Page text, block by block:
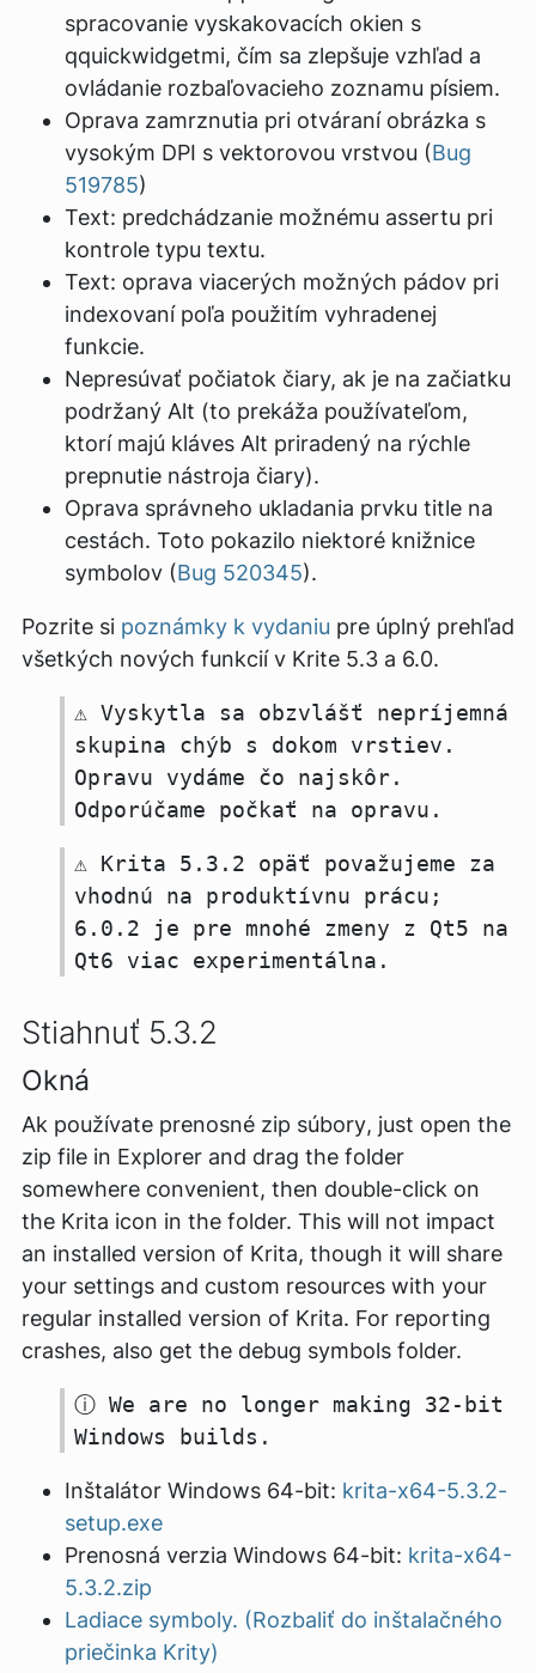
spracovanie vyskakovacích okien s
qquickwidgetmi, čím sa zlepšuje vzhľad a
ovládanie rozbaľovacieho zoznamu písiem.
Oprava zamrznutia pri otváraní obrázka s
vysokým DPI s vektorovou vrstvou (Bug
519785)
Text: predchádzanie možnému assertu pri
kontrole typu textu.
Text: oprava viacerých možných pádov pri
indexovaní poľa použitím vyhradenej
funkcie.
Nepresúvať počiatok čiary, ak je na začiatku
podržaný Alt (to prekáža používateľom,
ktorí majú kláves Alt priradený na rýchle
prepnutie nástroja čiary).
Oprava správneho ukladania prvku title na
cestách. Toto pokazilo niektoré knižnice
symbolov (Bug 520345).
Pozrite si poznámky k vydaniu pre úplný prehľad
všetkých nových funkcií v Krite 5.3 a 6.0.
⚠️ Vyskytla sa obzvlášť nepríjemná
skupina chýb s dokom vrstiev.
Opravu vydáme čo najskôr.
Odporúčame počkať na opravu.
⚠️ Krita 5.3.2 opäť považujeme za
vhodnú na produktívnu prácu;
6.0.2 je pre mnohé zmeny z Qt5 na
Qt6 viac experimentálna.
Stiahnuť 5.3.2
Okná
Ak používate prenosné zip súbory, just open the
zip file in Explorer and drag the folder
somewhere convenient, then double-click on
the Krita icon in the folder. This will not impact
an installed version of Krita, though it will share
your settings and custom resources with your
regular installed version of Krita. For reporting
crashes, also get the debug symbols folder.
ⓘ We are no longer making 32-bit
Windows builds.
Inštalátor Windows 64-bit: krita-x64-5.3.2-
setup.exe
Prenosná verzia Windows 64-bit: krita-x64-
5.3.2.zip
Ladiace symboly. (Rozbaliť do inštalačného
priečinka Krity)